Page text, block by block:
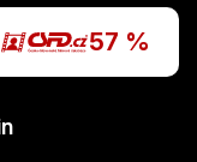
57 %